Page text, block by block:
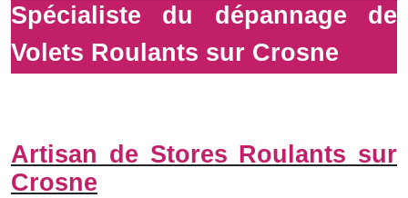
Spécialiste du dépannage de
Volets Roulants sur Crosne
Artisan de Stores Roulants sur
Crosne